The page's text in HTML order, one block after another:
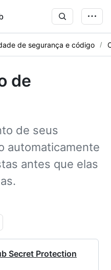
de segurança e código
de
de seus
automaticamente
antes que elas
Secret Protection